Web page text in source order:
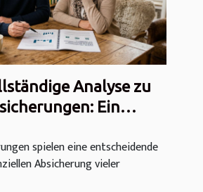
Analyse zu
Ein
spielen eine entscheidende
Absicherung vieler